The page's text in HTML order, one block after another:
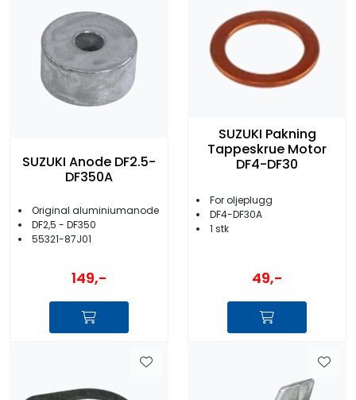
SUZUKI Anode DF2.5-
DF350A
Original aluminiumanode
DF2,5 - DF350
55321-87J01
149,-
SUZUKI Pakning
Tappeskrue Motor
DF4-DF30
For oljeplugg
DF4-DF30A
1 stk
49,-